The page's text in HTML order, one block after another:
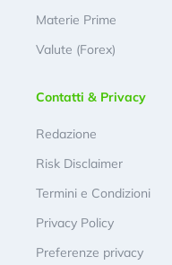
Materie Prime
Valute (Forex)
Contatti & Privacy
Redazione
Risk Disclaimer
Termini e Condizioni
Privacy Policy
Preferenze privacy